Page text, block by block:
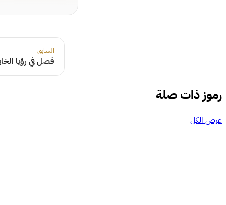
السابق
فصل في رؤيا
رموز ذات صلة
عرض الكل